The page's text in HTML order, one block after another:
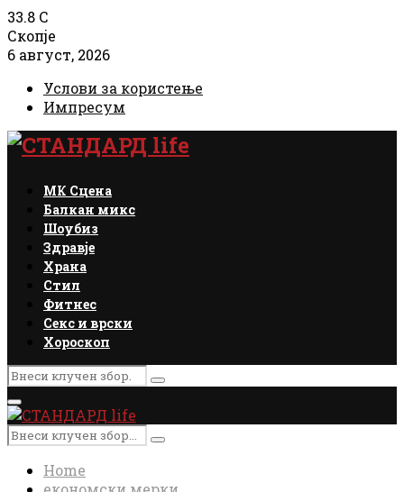
33.8 C
Скопје
6 август, 2026
Услови за користење
Импресум
Facebook
Instagram
Email
Rss
МК Сцена
Балкан микс
Шоубиз
Здравје
Храна
Стил
Фитнес
Секс и врски
Хороскоп
Search
for:
Search
Primary
Menu
Search
for:
Search
Home